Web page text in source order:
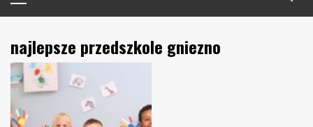
Menu
najlepsze przedszkole gniezno